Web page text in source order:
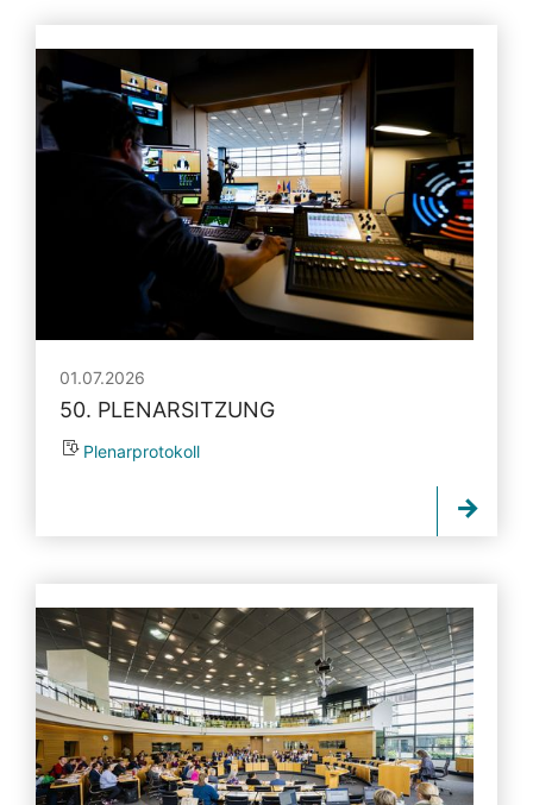
01.07.2026
50. PLENARSITZUNG
Plenarprotokoll